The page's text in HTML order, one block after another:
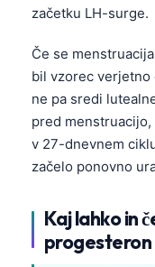
začetku LH-surge.
Če se
bil vzorec verjetno
ne pa sredi
pred menstruacijo,
v 27-dnevnem
začelo ponovno
Kaj lahko in
progesteron